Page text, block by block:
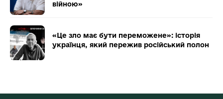
війною»
«Це зло має бути переможене»: історія
українця, який пережив російський полон